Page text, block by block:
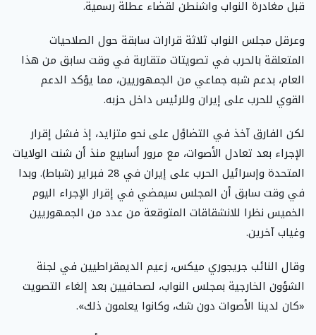
قبل مغادرة النواب واشنطن لقضاء عطلة رسمية.
وعرقل مجلس النواب ثلاثة قرارات سابقة حول الصلاحيات
المتعلقة بالحرب في تصويتات متقاربة في وقت سابق من هذا
العام، بدعم شبه جماعي من الجمهوريين، مما يؤكد الدعم
القوي للحرب على إيران وللرئيس داخل حزبه.
لكن الفارق آخذ في التضاؤل على نحو متزايد، إذ فشل إقرار
الإجراء بعد تعادل الأصوات، مع مرور أسابيع منذ أن شنت الولايات
المتحدة وإسرائيل الحرب على إيران في 28 فبراير (شباط). وبدا
في وقت سابق أن المجلس سيمضي في إقرار الإجراء اليوم
الخميس نظرا للانشقاقات المتوقعة من عدد من الجمهوريين
وغياب آخرين.
وقال النائب جريجوري ميكس، زعيم الديمقراطيين في لجنة
الشؤون الخارجية بمجلس النواب، لصحافيين بعد إلغاء التصويت
«كان لدينا الأصوات دون شك، وكانوا يعلمون ذلك».